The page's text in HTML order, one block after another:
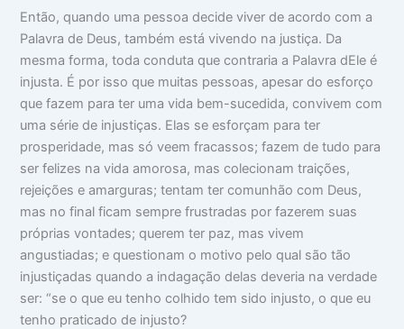
Então, quando uma pessoa decide viver de acordo com a
Palavra de Deus, também está vivendo na justiça. Da
mesma forma, toda conduta que contraria a Palavra dEle é
injusta. É por isso que muitas pessoas, apesar do esforço
que fazem para ter uma vida bem-sucedida, convivem com
uma série de injustiças. Elas se esforçam para ter
prosperidade, mas só veem fracassos; fazem de tudo para
ser felizes na vida amorosa, mas colecionam traições,
rejeições e amarguras; tentam ter comunhão com Deus,
mas no final ficam sempre frustradas por fazerem suas
próprias vontades; querem ter paz, mas vivem
angustiadas; e questionam o motivo pelo qual são tão
injustiçadas quando a indagação delas deveria na verdade
ser: “se o que eu tenho colhido tem sido injusto, o que eu
tenho praticado de injusto?